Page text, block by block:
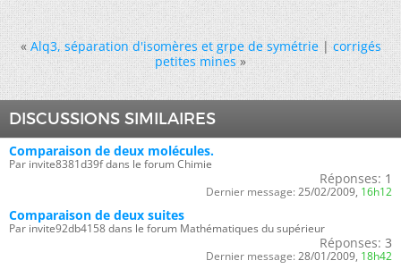
« Alq3, séparation d'isomères et grpe de symétrie|corrigés
petites mines »
DISCUSSIONS SIMILAIRES
Comparaison de deux molécules.
Par invite8381d39f dans le forum Chimie
Réponses: 1
Dernier message: 25/02/2009, 16h12
Comparaison de deux suites
Par invite92db4158 dans le forum Mathématiques du supérieur
Réponses: 3
Dernier message: 28/01/2009, 18h42